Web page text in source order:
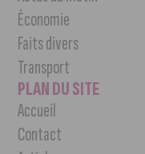
Économie
Faits divers
Transport
PLAN DU SITE
Accueil
Contact